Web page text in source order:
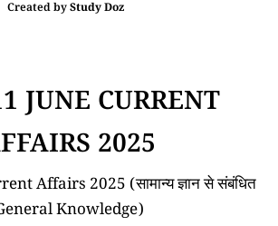
Created byStudy Doz
JUNE CURRENT
2025
Affairs 2025 (सामान्य ज्ञान से संबंधित
Knowledge)